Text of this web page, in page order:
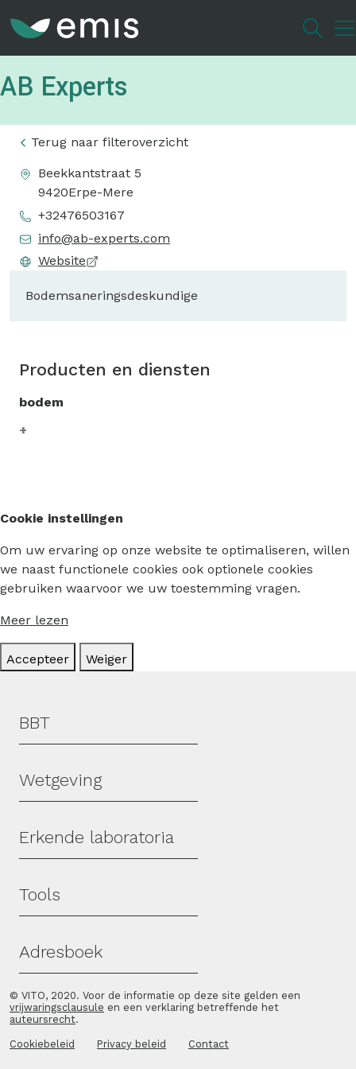
AB Experts
Terug naar filteroverzicht
Beekkantstraat 5
9420Erpe-Mere
+32476503167
info@ab-experts.com
Website
Bodemsaneringsdeskundige
Producten en diensten
bodem
Cookie instellingen
Om uw ervaring op onze website te optimaliseren, willen
we naast functionele cookies ook optionele cookies
gebruiken waarvoor we uw toestemming vragen.
Meer lezen
Accepteer Weiger
Hoofdmenu
BBT
Wetgeving
Erkende laboratoria
Tools
Adresboek
© VITO, 2020. Voor de informatie op deze site gelden een
vrijwaringsclausule en een verklaring betreffende het
auteursrecht.
Cookiebeleid Privacy beleid Contact